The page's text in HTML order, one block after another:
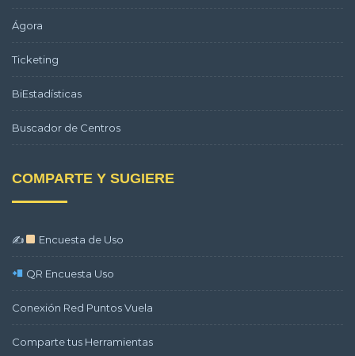
Ágora
Ticketing
BiEstadísticas
Buscador de Centros
COMPARTE Y SUGIERE
✍ Encuesta de Uso
QR Encuesta Uso
Conexión Red Puntos Vuela
Comparte tus Herramientas